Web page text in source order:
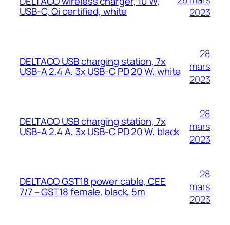
USB-C, Qi certified, white
2023
DELTACO USB charging station, 7x
USB-A 2.4 A, 3x USB-C PD 20 W, white
28
mars
2023
DELTACO USB charging station, 7x
USB-A 2.4 A, 3x USB-C PD 20 W, black
28
mars
2023
DELTACO GST18 power cable, CEE
7/7 – GST18 female, black, 5m
28
mars
2023